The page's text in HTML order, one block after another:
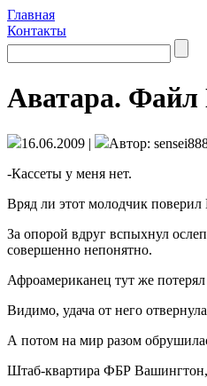
Главная
Контакты
Аватара.
16.06.2009 | Автор:
-Кассеты у меня нет.
Вряд ли этот молодчик поверил
За опорой вдруг вспыхнул
совершенно непонятно.
Афроамериканец тут же
Видимо, удача от него
А потом на мир разом
Штаб-квартира ФБР